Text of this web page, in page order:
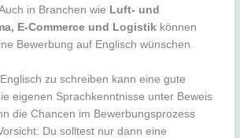
in Branchen wie Luft- und
E-Commerce und Logistik können
Bewerbung auf Englisch wünschen.
zu schreiben kann eine gute
eigenen Sprachkenntnisse unter Beweis
die Chancen im Bewerbungsprozess
Du solltest nur dann eine